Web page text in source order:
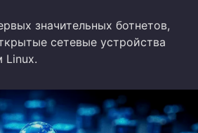
значительных ботнетов,
сетевые устройства
Linux.